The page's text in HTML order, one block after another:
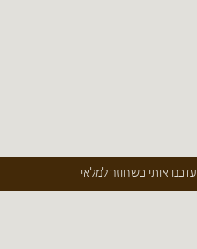
עדכנו אותי כשחוזר למלאי